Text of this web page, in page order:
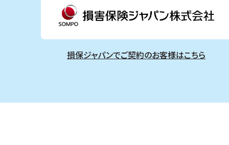
損保ジャパンでご契約のお客様はこちら